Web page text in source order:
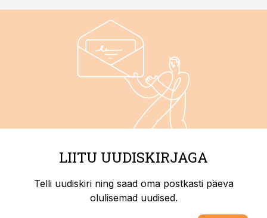
LIITU UUDISKIRJAGA
Telli uudiskiri ning saad oma postkasti päeva
olulisemad uudised.